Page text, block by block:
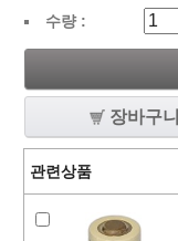
수량 :
장바구니
관련상품